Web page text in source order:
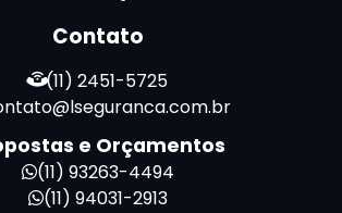
Contato
(11) 2451-5725
e Orçamentos
(11) 93263-4494
(11) 94031-2913